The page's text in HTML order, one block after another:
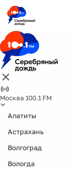
Москва 100.1 FM
Апатиты
Астрахань
Волгоград
Вологда